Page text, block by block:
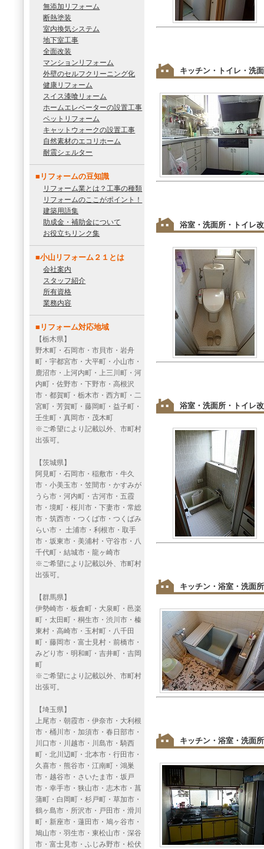
無添加リフォーム
断熱塗装
室内換気システム
地下室工事
全面改装
マンションリフォーム
外壁のセルフクリーニング化
健康リフォーム
スイス漆喰リォーム
ホームエレベーターの設置工事
ペットリフォーム
キャットウォークの設置工事
自然素材のエコリホーム
耐震シェルター
■リフォームの豆知識
リフォーム業とは？工事の種類
リフォームのここがポイント！
建築用語集
助成金・補助金について
お役立ちリンク集
■小山リフォーム２１とは
会社案内
スタッフ紹介
所有資格
業務内容
■リフォーム対応地域
【栃木県】
野木町・石岡市・市貝市・岩舟
町・宇都宮市・大平町・小山市・
鹿沼市・上河内町・上三川町・河
内町・佐野市・下野市・高根沢
市・都賀町・栃木市・西方町・二
宮町・芳賀町・藤岡町・益子町・
壬生町・真岡市・茂木町
※ご希望により記載以外、市町村
出張可。
【茨城県】
阿見町・石岡市・稲敷市・牛久
市・小美玉市・笠間市・かすみが
うら市・河内町・古河市・五霞
市・境町・桜川市・下妻市・常総
市・筑西市・つくば市・つくばみ
らい市・ 土浦市・利根市・取手
市・坂東市・美浦村・守谷市・八
千代町・結城市・龍ヶ崎市
※ご希望により記載以外、市町村
出張可。
【群馬県】
伊勢崎市・板倉町・大泉町・邑楽
町・太田町・桐生市・渋川市・榛
東村・高崎市・玉村町・八千田
町・藤岡市・富士見村・前橋市・
みどり市・明和町・吉井町・吉岡
町
※ご希望により記載以外、市町村
出張可。
【埼玉県】
上尾市・朝霞市・伊奈市・大利根
市・桶川市・加須市・春日部市・
川口市・川越市・川島市・騎西
町・北川辺町・北本市・行田市・
久喜市・熊谷市・江南町・鴻巣
市・越谷市・さいたま市・坂戸
市・幸手市・狭山市・志木市・菖
蒲町・白岡町・杉戸町・草加市・
鶴ヶ島市・所沢市・戸田市・滑川
町・新座市・蓮田市・鳩ヶ谷市・
鳩山市・羽生市・東松山市・深谷
市・富士見市・ふじみ野市・松伏
キッチン・トイレ・洗
浴室・洗面所・トイレ
浴室・洗面所・トイレ
キッチン・浴室・洗面
キッチン・浴室・洗面